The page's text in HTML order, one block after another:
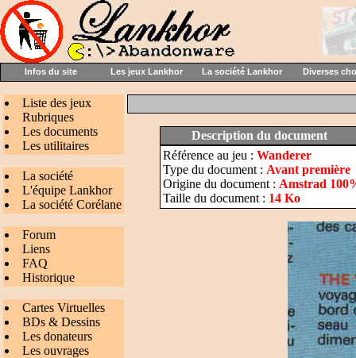
Infos du site Les jeux Lankhor La société Lankhor Diverses
Liste des jeux
Rubriques
Les documents
Les utilitaires
La société
L'équipe Lankhor
La société Corélane
Forum
Liens
FAQ
Historique
Cartes Virtuelles
BDs & Dessins
Les donateurs
Les ouvrages
Description du document
Référence au jeu : Wanderer
Type du document : Avant première
Origine du document : Amstrad
Taille du document : 14 Ko